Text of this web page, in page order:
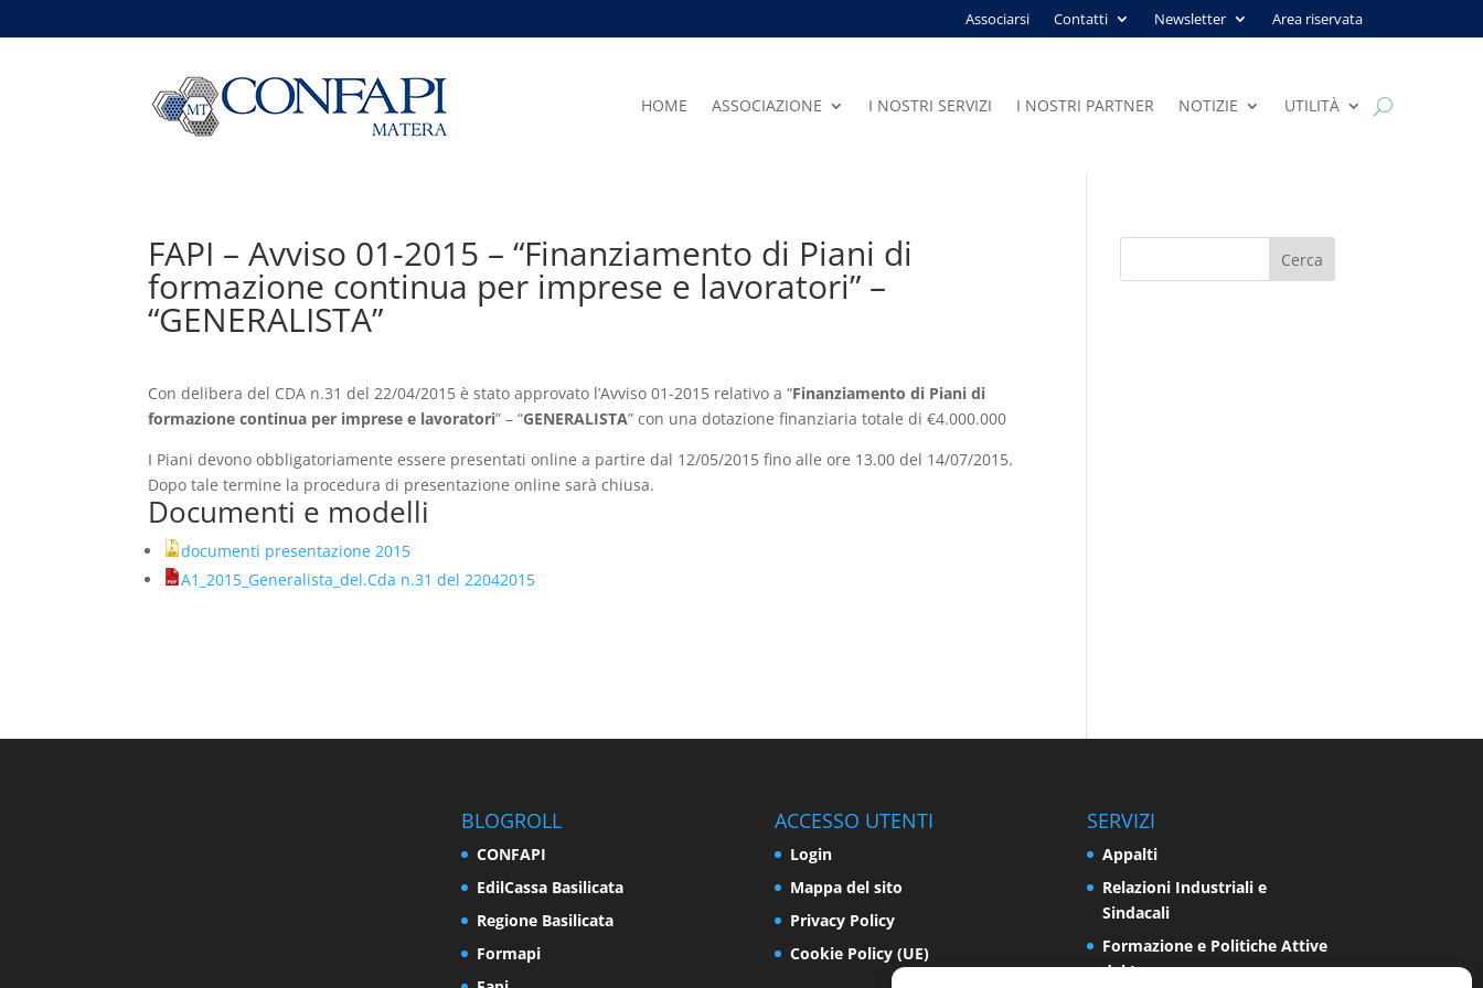
Associarsi Contatti Newsletter Area riservata
HOME ASSOCIAZIONE I NOSTRI SERVIZI I NOSTRI PARTNER NOTIZIE UTILITÀ
FAPI – Avviso 01-2015 – “Finanziamento di Piani di
formazione continua per imprese e lavoratori” –
“GENERALISTA”
Con delibera del CDA n.31 del 22/04/2015 è stato approvato l’Avviso 01-2015 relativo a “Finanziamento di Piani di
formazione continua per imprese e lavoratori” – “GENERALISTA” con una dotazione finanziaria totale di €4.000.000
I Piani devono obbligatoriamente essere presentati online a partire dal 12/05/2015 fino alle ore 13.00 del 14/07/2015.
Dopo tale termine la procedura di presentazione online sarà chiusa.
Documenti e modelli
documenti presentazione 2015
A1_2015_Generalista_del.Cda n.31 del 22042015
BLOGROLL
CONFAPI
EdilCassa Basilicata
Regione Basilicata
Formapi
ACCESSO UTENTI
Login
Mappa del sito
Privacy Policy
Cookie Policy (UE)
SERVIZI
Appalti
Relazioni Industriali e
Sindacali
Formazione e Politiche Attive
del Lavoro